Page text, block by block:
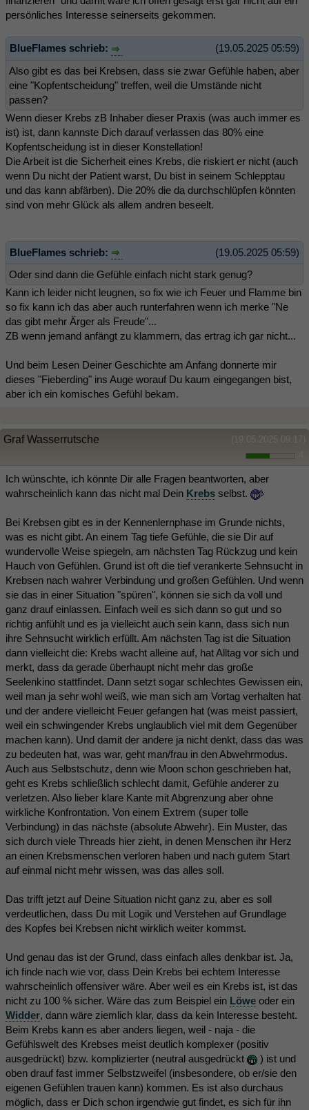
persönliches Interesse seinerseits gekommen.
(19.05.2025 05:59)
BlueFlames schrieb:
Also gibt es das bei Krebsen, dass sie zwar Gefühle haben, aber
eine "Kopfentscheidung" treffen, weil die Umstände nicht
passen?
Wenn dieser Krebs zB Inhaber dieser Praxis (was auch immer es
ist) ist, dann kannste Dich darauf verlassen das 80% eine
Kopfentscheidung ist in dieser Konstellation!
Die Arbeit ist die Sicherheit eines Krebs, die riskiert er nicht (auch
wenn Du nicht der Patient warst, Du bist in seinem Schlepptau
und das kann abfärben). Die 20% die da durchschlüpfen könnten
sind von mehr Glück als allem andren beseelt.
(19.05.2025 05:59)
BlueFlames schrieb:
Oder sind dann die Gefühle einfach nicht stark genug?
Kann ich leider nicht leugnen, so fix wie ich Feuer und Flamme bin
so fix kann ich das aber auch runterfahren wenn ich merke "Ne
das gibt mehr Ärger als Freude"...
ZB wenn jemand anfängt zu klammern, das ertrag ich gar nicht...
Und beim Lesen Deiner Geschichte am Anfang donnerte mir
dieses "Fieberding" ins Auge worauf Du kaum eingegangen bist,
aber ich ein komisches Gefühl bekam.
(19.05.2025 09:17)
Graf Wasserrutsche
Ich wünschte, ich könnte Dir alle Fragen beantworten, aber
wahrscheinlich kann das nicht mal Dein Krebs selbst.
Bei Krebsen gibt es in der Kennenlernphase im Grunde nichts,
was es nicht gibt. An einem Tag tiefe Gefühle, die sie Dir auf
wundervolle Weise spiegeln, am nächsten Tag Rückzug und kein
Hauch von Gefühlen. Grund ist oft die tief verankerte Sehnsucht in
Krebsen nach wahrer Verbindung und großen Gefühlen. Und wenn
sie das in einer Situation "spüren", können sie sich da voll und
ganz drauf einlassen. Einfach weil es sich dann so gut und so
richtig anfühlt und es ja vielleicht auch sein kann, dass sich nun
ihre Sehnsucht wirklich erfüllt. Am nächsten Tag ist die Situation
dann vielleicht die: Krebs wacht alleine auf, hat Alltag vor sich und
merkt, dass da gerade überhaupt nicht mehr das große
Seelenkino stattfindet. Dann setzt sogar schlechtes Gewissen ein,
weil man ja sehr wohl weiß, wie man sich am Vortag verhalten hat
und der andere vielleicht Feuer gefangen hat (was meist passiert,
weil ein schwingender Krebs unglaublich viel mit dem Gegenüber
machen kann). Und damit der andere ja nicht denkt, dass das was
zu bedeuten hat, was war, geht man/frau in den Abwehrmodus.
Auch aus Selbstschutz, denn wie Moon schon geschrieben hat,
geht es Krebs schließlich schlecht damit, Gefühle anderer zu
verletzen. Also lieber klare Kante mit Abgrenzung aber ohne
wirkliche Konfrontation. Von einem Extrem (super tolle
Verbindung) in das nächste (absolute Abwehr). Ein Muster, das
sich durch viele Threads hier zieht, in denen Menschen ihr Herz
an einen Krebsmenschen verloren haben und nach gutem Start
auf einmal nicht mehr wissen, was das alles soll.
Das trifft jetzt auf Deine Situation nicht ganz zu, aber es soll
verdeutlichen, dass Du mit Logik und Verstehen auf Grundlage
des Kopfes bei Krebsen nicht wirklich weiter kommst.
Und genau das ist der Grund, dass einfach alles denkbar ist. Ja,
ich finde nach wie vor, dass Dein Krebs bei echtem Interesse
wahrscheinlich offensiver wäre. Aber weil es ein Krebs ist, ist das
nicht zu 100 % sicher. Wäre das zum Beispiel ein Löwe oder ein
Widder, dann wäre ziemlich klar, dass da kein Interesse besteht.
Beim Krebs kann es aber anders liegen, weil - naja - die
Gefühlswelt des Krebses meist deutlich komplexer (positiv
ausgedrückt) bzw. komplizierter (neutral ausgedrückt
) ist und
oben drauf fast immer Selbstzweifel (insbesondere, ob er/sie den
eigenen Gefühlen trauen kann) kommen. Es ist also durchaus
möglich, dass er Dich schon irgendwie gut findet, es sich für ihn